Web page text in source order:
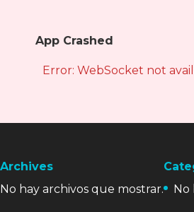
App Crashed
Error: WebSocket not
Archives
No hay archivos que mostrar.
No